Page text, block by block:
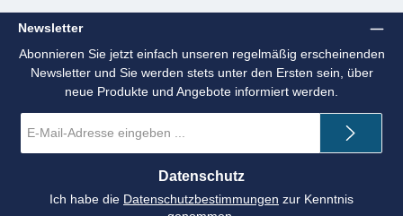
Newsletter
Abonnieren Sie jetzt einfach unseren regelmäßig erscheinenden
Newsletter und Sie werden stets unter den Ersten sein, über
neue Produkte und Angebote informiert werden.
Mail-
*
Datenschutz
Ich habe die Datenschutzbestimmungen zur Kenntnis